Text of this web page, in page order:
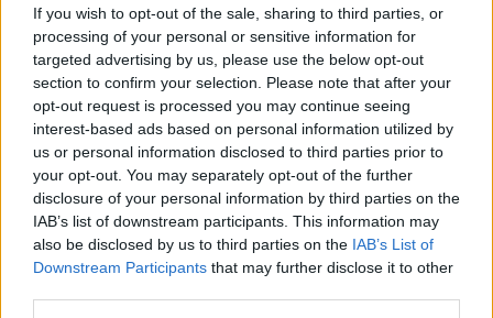
If you wish to opt-out of the sale, sharing to third parties, or
processing of your personal or sensitive information for
targeted advertising by us, please use the below opt-out
section to confirm your selection. Please note that after your
opt-out request is processed you may continue seeing
interest-based ads based on personal information utilized by
us or personal information disclosed to third parties prior to
your opt-out. You may separately opt-out of the further
disclosure of your personal information by third parties on the
IAB’s list of downstream participants. This information may
also be disclosed by us to third parties on the IAB’s List of
Downstream Participants that may further disclose it to other
wallet digitali.
Le carte prepagate gratuite offrono numerosi
vantaggi, ma ci sono anche alcuni limiti da
considerare. Alcune carte gratuite impongono
restrizioni sui prelievi o sui massimali di spesa,
possono applicare commissioni per operazioni
meno comuni e spesso non includono servizi
bancari avanzati.